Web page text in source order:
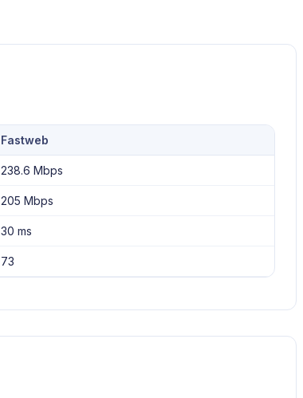
Fastweb
238.6 Mbps
205 Mbps
30 ms
73